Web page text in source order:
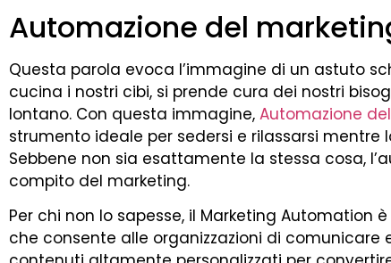
Automazione del
Questa parola evoca l’immagine di un astuto
cucina i nostri cibi, si prende cura dei nostri
lontano. Con questa immagine, Automazione
strumento ideale per sedersi e rilassarsi
Sebbene non sia esattamente la stessa cosa,
compito del marketing.
Per chi non lo sapesse, il Marketing Automation
che consente alle organizzazioni di